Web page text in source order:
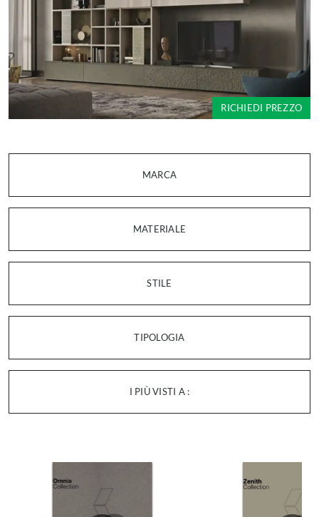
MARCA
MATERIALE
STILE
TIPOLOGIA
I PIÙ VISTI A :
RICHIEDI PREZZO